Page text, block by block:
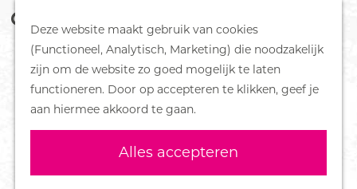
Deze website maakt gebruik van cookies
(Functioneel, Analytisch, Marketing) die noodzakelijk
zijn om de website zo goed mogelijk te laten
functioneren. Door op accepteren te klikken, geef je
aan hiermee akkoord te gaan.
Alles accepteren
o
e
k
e
n
M
e
n
u
DORPEN
Bennekom
De Klomp
Deelen
Ederveen
Harskamp